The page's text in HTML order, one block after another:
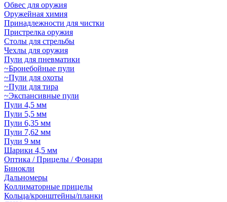
Обвес для оружия
Оружейная химия
Принадлежности для чистки
Пристрелка оружия
Столы для стрельбы
Чехлы для оружия
Пули для пневматики
~Бронебойные пули
~Пули для охоты
~Пули для тира
~Экспансивные пули
Пули 4,5 мм
Пули 5,5 мм
Пули 6,35 мм
Пули 7,62 мм
Пули 9 мм
Шарики 4,5 мм
Оптика / Прицелы / Фонари
Бинокли
Дальномеры
Коллиматорные прицелы
Кольца/кронштейны/планки